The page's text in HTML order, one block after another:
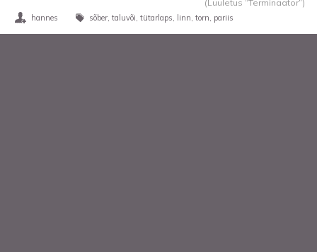
(Luuletus “Terminaator”)
hannes sõber taluvõi tütarlaps linn torn pariis